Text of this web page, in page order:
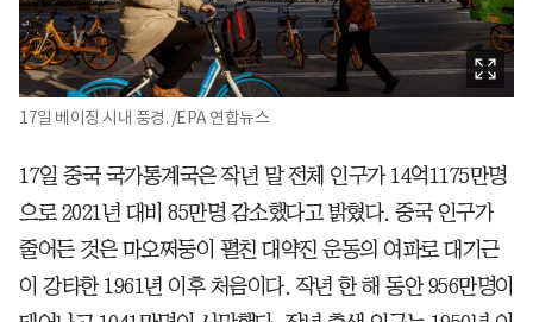
17일 베이징 시내 풍경. /EPA 연합뉴스
17일 중국 국가통계국은 작년 말 전체 인구가 14억1175만명
으로 2021년 대비 85만명 감소했다고 밝혔다. 중국 인구가
줄어든 것은 마오쩌둥이 펼친 대약진 운동의 여파로 대기근
이 강타한 1961년 이후 처음이다. 작년 한 해 동안 956만명이